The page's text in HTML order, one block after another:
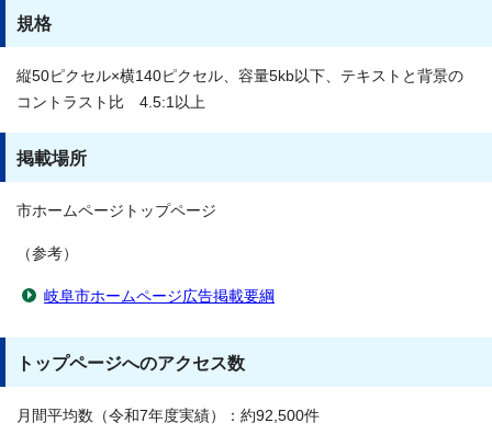
規格
縦50ピクセル×横140ピクセル、容量5kb以下、テキストと背景の
コントラスト比 4.5:1以上
掲載場所
市ホームページトップページ
（参考）
岐阜市ホームページ広告掲載要綱
トップページへのアクセス数
月間平均数（令和7年度実績）：約92,500件